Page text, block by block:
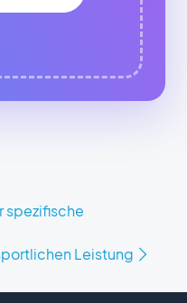
spezifische
Leistung